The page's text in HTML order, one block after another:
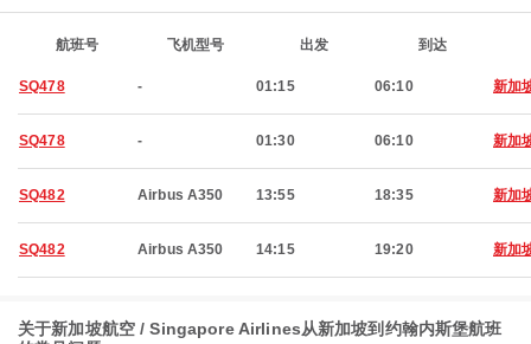
航班号 飞机型号 出发 到达
SQ478 - 01:15 06:10 新加
SQ478 - 01:30 06:10 新加
SQ482 Airbus A350 13:55 18:35 新加
SQ482 Airbus A350 14:15 19:20 新加
关于新加坡航空 / Singapore Airlines从新加坡到约翰内斯堡航班